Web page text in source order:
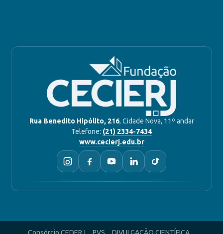
Rua Benedito Hipólito, 216, Cidade Nova, 11º andar
Telefone: (21) 2334-7434
www.cecierj.edu.br
Consórcio CEDERJ PVS DIVULGAÇÃO CIENTÍFICA